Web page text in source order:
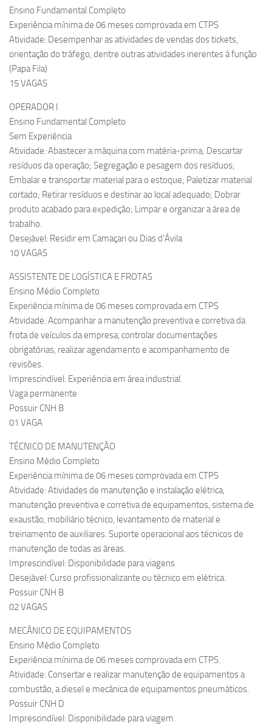
Ensino Fundamental Completo
Experiência mínima de 06 meses comprovada em CTPS
Atividade: Desempenhar as atividades de vendas dos tickets,
orientação do tráfego, dentre outras atividades inerentes à função
(Papa Fila)
15 VAGAS
OPERADOR I
Ensino Fundamental Completo
Sem Experiência
Atividade: Abastecer a máquina com matéria-prima; Descartar
resíduos da operação; Segregação e pesagem dos resíduos;
Embalar e transportar material para o estoque; Paletizar material
cortado; Retirar resíduos e destinar ao local adequado; Dobrar
produto acabado para expedição; Limpar e organizar a área de
trabalho.
Desejável: Residir em Camaçari ou Dias d’Ávila
10 VAGAS
ASSISTENTE DE LOGÍSTICA E FROTAS
Ensino Médio Completo
Experiência mínima de 06 meses comprovada em CTPS
Atividade: Acompanhar a manutenção preventiva e corretiva da
frota de veículos da empresa, controlar documentações
obrigatórias, realizar agendamento e acompanhamento de
revisões.
Imprescindível: Experiência em área industrial.
Vaga permanente
Possuir CNH B
01 VAGA
TÉCNICO DE MANUTENÇÃO
Ensino Médio Completo
Experiência mínima de 06 meses comprovada em CTPS
Atividade: Atividades de manutenção e instalação elétrica,
manutenção preventiva e corretiva de equipamentos, sistema de
exaustão, mobiliário técnico, levantamento de material e
treinamento de auxiliares. Suporte operacional aos técnicos de
manutenção de todas as áreas.
Imprescindível: Disponibilidade para viagens
Desejável: Curso profissionalizante ou técnico em elétrica.
Possuir CNH B
02 VAGAS
MECÂNICO DE EQUIPAMENTOS
Ensino Médio Completo
Experiência mínima de 06 meses comprovada em CTPS.
Atividade: Consertar e realizar manutenção de equipamentos a
combustão, a diesel e mecânica de equipamentos pneumáticos.
Possuir CNH D
Imprescindível: Disponibilidade para viagem